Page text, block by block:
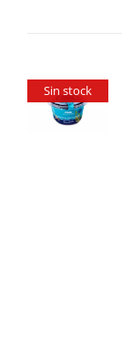
Sin stock